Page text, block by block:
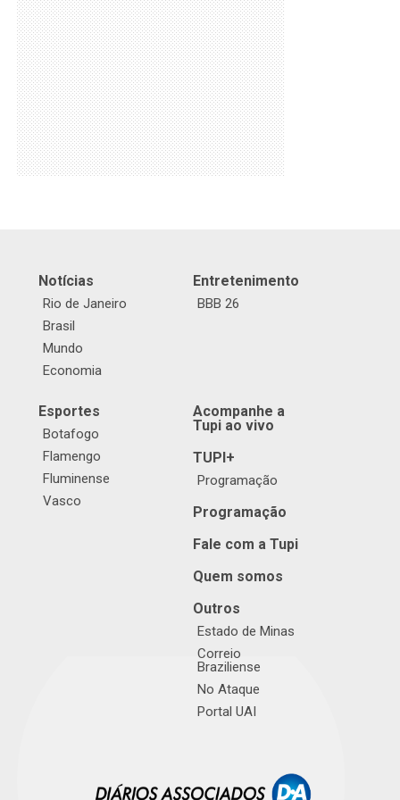
Notícias
Rio de Janeiro
Brasil
Mundo
Economia
Entretenimento
BBB 26
Esportes
Botafogo
Flamengo
Fluminense
Vasco
Acompanhe a
Tupi ao vivo
TUPI+
Programação
Programação
Fale com a Tupi
Quem somos
Outros
Estado de Minas
Correio
Braziliense
No Ataque
Portal UAI